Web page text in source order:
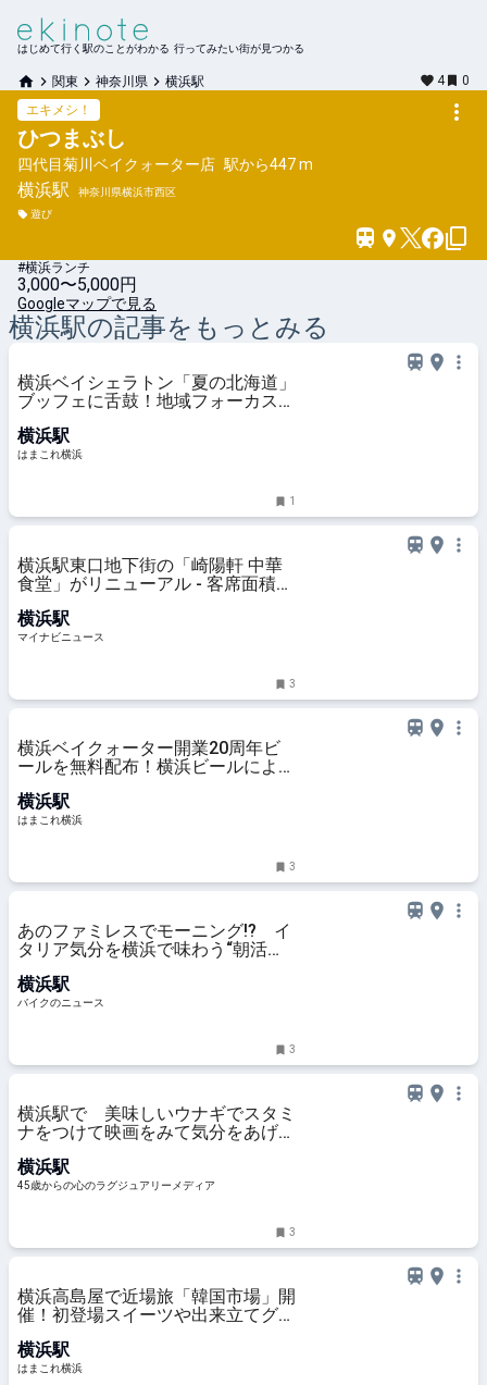
はじめて行く駅のことがわかる 行ってみたい街が見つかる
関東 神奈川県 横浜駅 4
0
エキメシ！
ひつまぶし
四代目菊川ベイクォーター店 駅から447 m
横浜駅
神奈川県横浜市西区
遊び
#横浜ランチ
3,000〜5,000円
Googleマップで見る
横浜駅の記事をもっとみる
横浜ベイシェラトン「夏の北海道」
ブッフェに舌鼓！地域フォーカスで
ープ | はまこれ横浜
横浜駅
はまこれ横浜
1
横浜駅東口地下街の「崎陽軒 中華
食堂」がリニューアル - 客席面積を
定食」も
横浜駅
マイナビニュース
3
横浜ベイクォーター開業20周年ビ
ールを無料配布！横浜ビールによる
はまこれ横浜
横浜駅
はまこれ横浜
3
あのファミレスでモーニング!? イ
タリア気分を横浜で味わう“朝活ラ
横浜駅
バイクのニュース
3
横浜駅で 美味しいウナギでスタミ
ナをつけて映画をみて気分をあげ
横浜駅
45歳からの心のラグジュアリーメディア
3
横浜高島屋で近場旅「韓国市場」開
催！初登場スイーツや出来立てグル
はまこれ横浜
横浜駅
はまこれ横浜